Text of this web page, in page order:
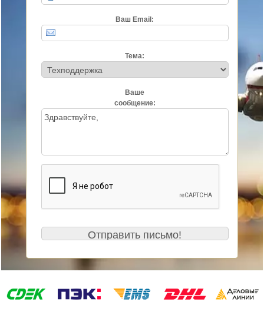
Ваш Email:
Тема:
Ваше
сообщение: